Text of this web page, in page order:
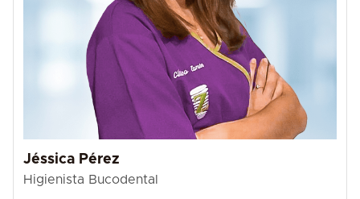
Jéssica Pérez
Higienista Bucodental